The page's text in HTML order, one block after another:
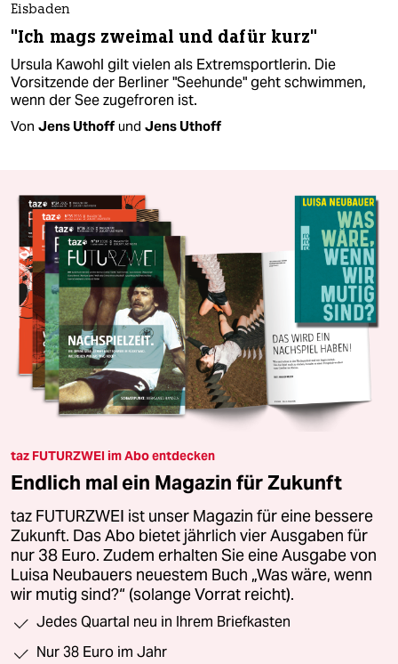
Eisbaden
"Ich mags zweimal und dafür kurz"
Ursula Kawohl gilt vielen als Extremsportlerin. Die
Vorsitzende der Berliner "Seehunde" geht schwimmen,
wenn der See zugefroren ist.
Von Jens Uthoff und Jens Uthoff
taz FUTURZWEI im Abo entdecken
Endlich mal ein Magazin für Zukunft
taz FUTURZWEI ist unser Magazin für eine bessere
Zukunft. Das Abo bietet jährlich vier Ausgaben für
nur 38 Euro. Zudem erhalten Sie eine Ausgabe von
Luisa Neubauers neuestem Buch „Was wäre, wenn
wir mutig sind?“ (solange Vorrat reicht).
Jedes Quartal neu in Ihrem Briefkasten
Nur 38 Euro im Jahr